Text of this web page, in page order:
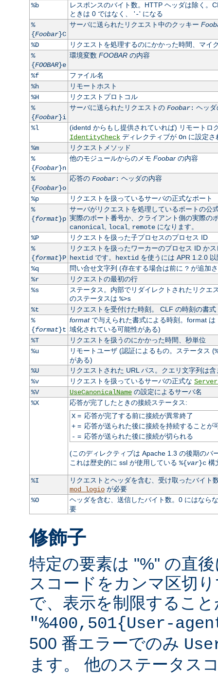
%b
レスポンスのバイト数。HTTP ヘッダは除く。
ときは 0 ではなく、 '-' になる
%
{Foobar}C
サーバに送られたリクエスト中のクッキー
%D
リクエストを処理するのにかかった時間、マイ
%
{FOOBAR}e
環境変数 FOOBARの内容
%f
ファイル名
%h
リモートホスト
%H
リクエストプロトコル
%
{Foobar}i
サーバに送られたリクエストの Foobar: ヘッ
%l
(identd からもし提供されていれば) リモートロ
IdentityCheckディレクティブが Onに設定さ
%m
リクエストメソッド
%
{Foobar}n
他のモジュールからのメモ Foobarの内容
%
{Foobar}o
応答の Foobar: ヘッダの内容
%p
リクエストを扱っているサーバの正式なポート
%
{format}p
サーバがリクエストを処理しているポートの公
実際のポート番号か、クライアント側の実際の
canonical local remoteになります。
%P
リクエストを扱った子プロセスのプロセス ID
%
{format}P
リクエストを扱ったワーカーのプロセス ID か
hextidです。 hextidを使うには APR 1.2.0 以
%q
問い合せ文字列 (存在する場合は前に ?が追加
%r
リクエストの最初の行
%s
ステータス。内部でリダイレクトされたリク
のステータスは %>s
%t
リクエストを受付けた時刻。 CLF の時刻の書
%
{format}t
formatで与えられた書式による時刻。format は
域化されている可能性がある)
%T
リクエストを扱うのにかかった時間、秒単位
%u
リモートユーザ (認証によるもの。ステータス (
がある)
%U
リクエストされた URL パス。クエリ文字列は含
%v
リクエストを扱っているサーバの正式な
%V
UseCanonicalNameの設定によるサーバ名
%X
応答が完了したときの接続ステータス:
X= 応答が完了する前に接続が異常終了
+= 応答が送られた後に接続を持続することが
- = 応答が送られた後に接続が切られる
(このディレクティブは Apache 1.3 の後期のバ
これは歴史的に ssl が使用している %{var}c構
%I
リクエストとヘッダを含む、受け取ったバイ
mod_logioが必要
%O
ヘッダを含む、送信したバイト数。0 にはなら
要
修飾子
特定の要素は "%" の直
スコードをカンマ区切
で、表示を制限するこ
"%400,501{User-
500 番エラーでのみ
ます。 他のステータス